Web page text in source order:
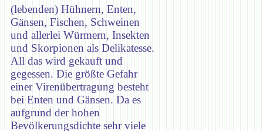
(lebenden) Hühnern, Enten,
Gänsen, Fischen, Schweinen
und allerlei Würmern, Insekten
und Skorpionen als Delikatesse.
All das wird gekauft und
gegessen. Die größte Gefahr
einer Virenübertragung besteht
bei Enten und Gänsen. Da es
aufgrund der hohen
Bevölkerungsdichte sehr viele